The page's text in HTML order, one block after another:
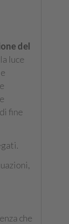
del
luce
fine
che